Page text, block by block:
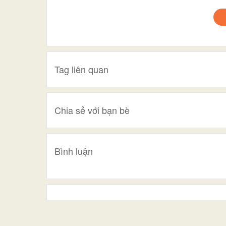
Tag liên quan
Chia sẻ với bạn bè
Bình luận